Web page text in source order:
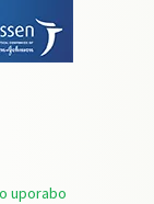
uporabo